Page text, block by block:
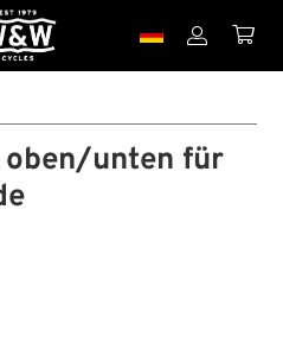
 
oben/unten für